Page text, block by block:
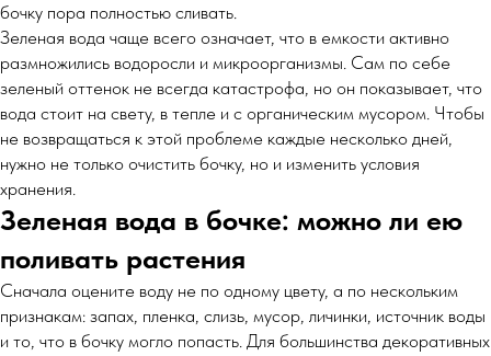
бочку пора полностью сливать.
Зеленая вода чаще всего означает, что в емкости активно
размножились водоросли и микроорганизмы. Сам по себе
зеленый оттенок не всегда катастрофа, но он показывает, что
вода стоит на свету, в тепле и с органическим мусором. Чтобы
не возвращаться к этой проблеме каждые несколько дней,
нужно не только очистить бочку, но и изменить условия
хранения.
Зеленая вода в бочке: можно ли ею
поливать растения
Сначала оцените воду не по одному цвету, а по нескольким
признакам: запах, пленка, слизь, мусор, личинки, источник воды
и то, что в бочку могло попасть. Для большинства декоративных